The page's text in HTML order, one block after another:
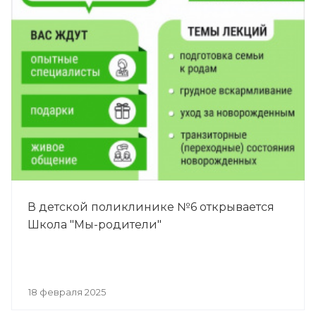
В детской поликлинике №6 открывается
Школа "Мы-родители"
18 февраля 2025